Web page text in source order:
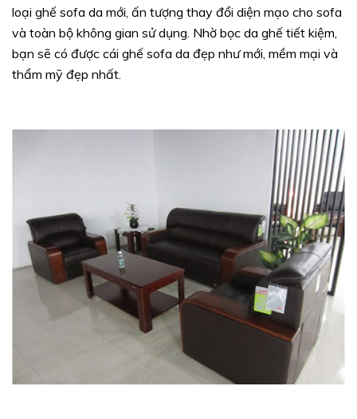
loại ghế sofa da mới, ấn tượng thay đổi diện mạo cho sofa
và toàn bộ không gian sử dụng. Nhờ bọc da ghế tiết kiệm,
bạn sẽ có được cái ghế sofa da đẹp như mới, mềm mại và
thẩm mỹ đẹp nhất.